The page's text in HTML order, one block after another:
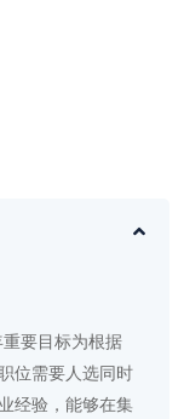
要目标为根据
位需要人选同时
经验，能够在集